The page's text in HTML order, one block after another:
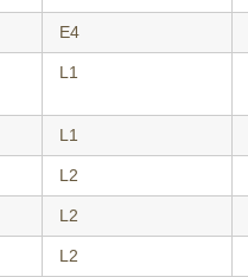
E4
L1
L1
L2
L2
L2